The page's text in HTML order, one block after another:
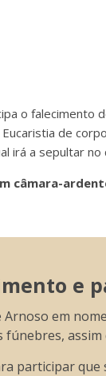
o falecimento
de
irá a sepultar no
câmara-
e
em
fúnebres,
participar que